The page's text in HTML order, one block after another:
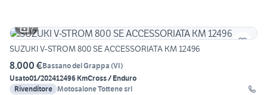
7
SUZUKI V-STROM 800 SE ACCESSORIATA KM 12496
8.000 €Bassano del Grappa (VI)
Usato01/202412496 KmCross / Enduro
Rivenditore Motosalone Tottene srl